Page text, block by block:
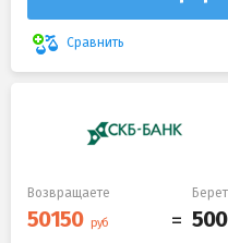
Сравнить
Возвращаете